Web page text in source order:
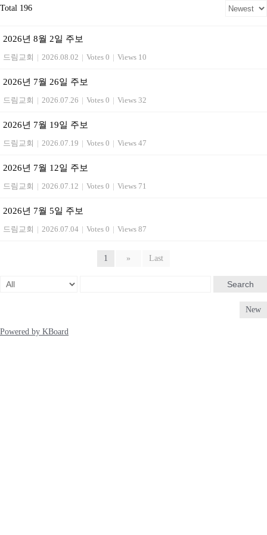
Total 196
2026년 8월 2일 주보
드림교회 | 2026.08.02 | Votes 0 | Views 10
2026년 7월 26일 주보
드림교회 | 2026.07.26 | Votes 0 | Views 32
2026년 7월 19일 주보
드림교회 | 2026.07.19 | Votes 0 | Views 47
2026년 7월 12일 주보
드림교회 | 2026.07.12 | Votes 0 | Views 71
2026년 7월 5일 주보
드림교회 | 2026.07.04 | Votes 0 | Views 87
1 » Last
Search
New
Powered by KBoard